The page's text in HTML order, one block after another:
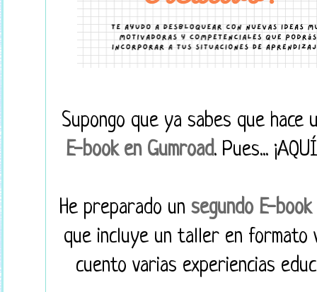
Supongo que ya sabes que hace
E-book en Gumroad. Pues...
He preparado un segundo E-book
que incluye un taller en formato
cuento varias experiencias